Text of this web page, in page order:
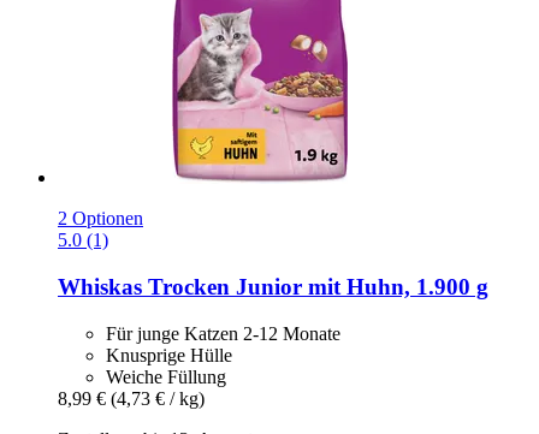
2 Optionen
5.0 (1)
Whiskas Trocken Junior mit Huhn, 1.900 g
Für junge Katzen 2-12 Monate
Knusprige Hülle
Weiche Füllung
8,99 € (4,73 € / kg)